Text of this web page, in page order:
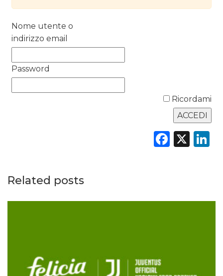
NORMATIVE
CASE HISTORY
Nome utente o
indirizzo email
Password
Ricordami
X
Related posts